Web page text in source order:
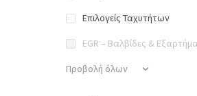
Επιλογείς Ταχυτήτων
EGR – Βαλβίδες &
Προβολή όλων